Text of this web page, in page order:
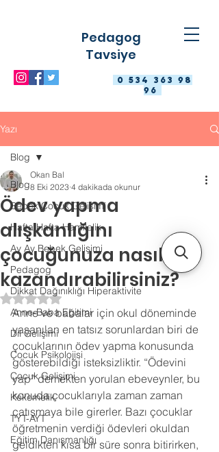
0 534 363 98
96
Pedagog
Tavsiye
Yazı
Blog
Bebek Çocuk Gelişimi
Hafta Hafta Hamilelik
Ay Ay Bebek Gelişimi
Pedagog
Dikkat Dağınıklığı Hiperaktivite
Anne-Baba Eğitimi
Dil Gelişimi
Çocuk Psikolojisi
Çocuk Gelişimi
Kekemelik
TYT-AYT
Eğitim Danışmanlığı
Blog
Ödev yapma
alışkanlığını
çocuğunuza nasıl
kazandırabilirsiniz?
Okan Bal
8 Eki 2023 4 dakikada okunur
5 üzerinden NaN yıldız
Anne ve babalar için okul döneminde
yaşanılan en tatsız sorunlardan biri de
çocuklarının ödev yapma konusunda
gösterebildiği isteksizliktir. “Ödevini
yap” demekten yorulan ebeveynler, bu
konuda çocuklarıyla zaman zaman
çatışmaya bile girerler. Bazı çocuklar
öğretmenin verdiği ödevleri okuldan
geldikten kısa bir süre sonra bitirirken,